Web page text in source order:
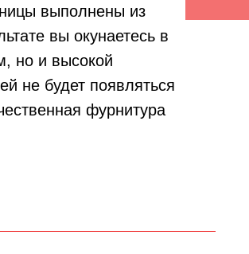
выполнены из
вы окунаетесь в
но и высокой
не будет появляться
фурнитура